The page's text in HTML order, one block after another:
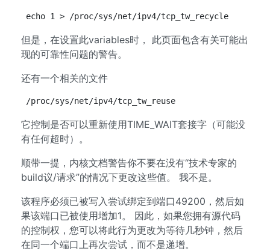
echo 1 > /proc/sys/net/ipv4/tcp_tw_recycle
但是，在设置此variables时， 此页面包含有关可能出
现的可靠性问题的警告。
还有一个相关的文件
/proc/sys/net/ipv4/tcp_tw_reuse
它控制是否可以重新使用TIME_WAIT套接字（可能没
有任何超时）。
顺带一提，内核文档警告你不要在没有“技术专家的
build议/请求”的情况下更改这些值。 我不是。
该程序必须已被写入尝试绑定到端口49200，然后如
果该端口已被使用增加1。 因此，如果您拥有源代码
的控制权，您可以将此行为更改为等待几秒钟，然后
在同一个端口上再次尝试，而不是递增。